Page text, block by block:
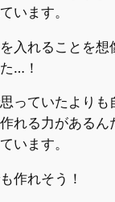
います。
入れることを想
…！
っていたよりも
れる力があるん
います。
作れそう！